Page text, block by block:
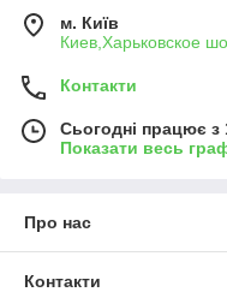
м. Київ
Киев,Харьковское
Контакти
Сьогодні працює з
Показати весь
Про нас
Контакти